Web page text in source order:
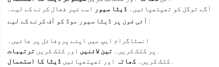
آگے ٹوگل کو تھپتھپائیں۔ ڈیٹا سیور
اسے غیر فعال کرنے کے لیے۔
آئی فون پر ڈیٹا سیور موڈ کو آف کرنے کے لیے :
انسٹاگرام ایپ میں اپنے پروفائل پر جائیں۔
پر کلک کریں۔ تین لائنیں اور کلک کریں ترتیبات
کلک کریں۔ کھاتہ اور تھپتھپائیں ڈیٹا کا استعمال